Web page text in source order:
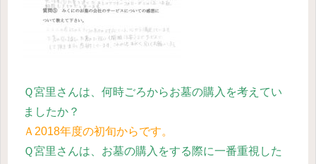
Ｑ宮里さんは、何時ごろからお墓の購入を考えてい
ましたか？
Ａ2018年度の初旬からです。
Ｑ宮里さんは、お墓の購入をする際に一番重視した